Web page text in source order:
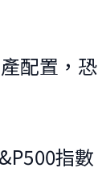
配置，恐
指數